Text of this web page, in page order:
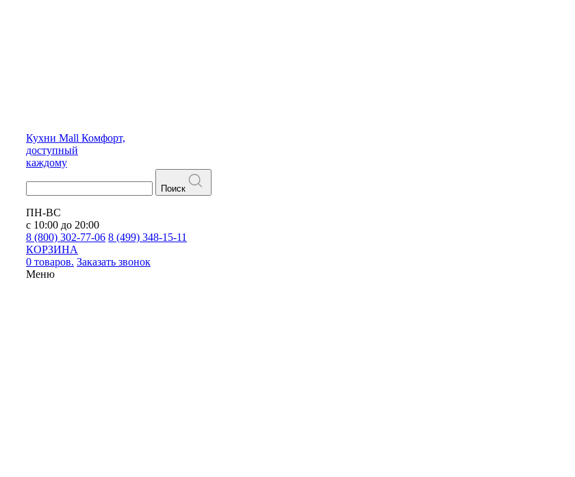
Кухни Mall Комфорт,
доступный
каждому
Поиск
ПН-ВС
с 10:00 до 20:00
8 (800) 302-77-06 8 (499) 348-15-11
КОРЗИНА
0 товаров. Заказать звонок
Меню